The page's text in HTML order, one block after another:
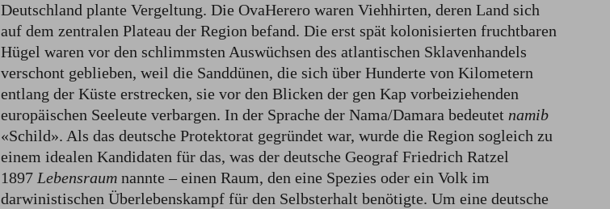
Deutschland plante Vergeltung. Die OvaHerero waren Viehhirten, deren Land sich
auf dem zentralen Plateau der Region befand. Die erst spät kolonisierten fruchtbaren
Hügel waren vor den schlimmsten Auswüchsen des atlantischen Sklavenhandels
verschont geblieben, weil die Sanddünen, die sich über Hunderte von Kilometern
entlang der Küste erstrecken, sie vor den Blicken der gen Kap vorbeiziehenden
europäischen Seeleute verbargen. In der Sprache der Nama/Damara bedeutet namib
«Schild». Als das deutsche Protektorat gegründet war, wurde die Region sogleich zu
einem idealen Kandidaten für das, was der deutsche Geograf Friedrich Ratzel
1897 Lebensraumnannte – einen Raum, den eine Spezies oder ein Volk im
darwinistischen Überlebenskampf für den Selbsterhalt benötigte. Um eine deutsche